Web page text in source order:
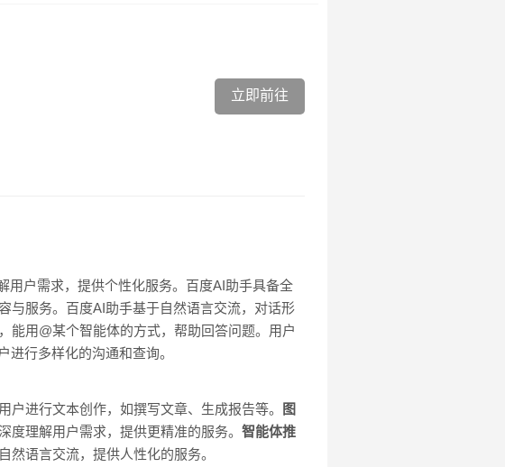
立即前往
用户需求，提供个性化服务。百度AI助手具备全
与服务。百度AI助手基于自然语言交流，对话形
能用@某个智能体的方式，帮助回答问题。用户
行多样化的沟通和查询。
户进行文本创作，如撰写文章、生成报告等。
图
度理解用户需求，提供更精准的服务。 智能体推
然语言交流，提供人性化的服务。